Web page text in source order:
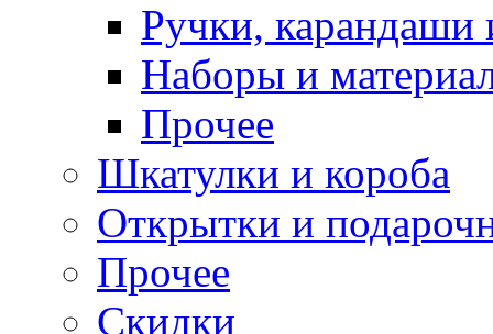
Ручки,
Наборы и
Прочее
Шкатулки и короба
Открытки и
Прочее
Скидки